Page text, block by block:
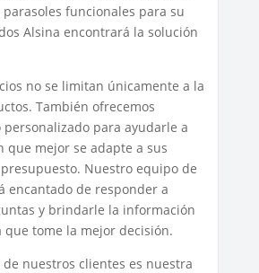
funcionales para su
Alsina encontrará la solución
no se limitan únicamente a la
También ofrecemos
personalizado para ayudarle a
que mejor se adapte a sus
Nuestro equipo de
encantado de responder a
y brindarle la información
que tome la mejor decisión.
de nuestros clientes es nuestra